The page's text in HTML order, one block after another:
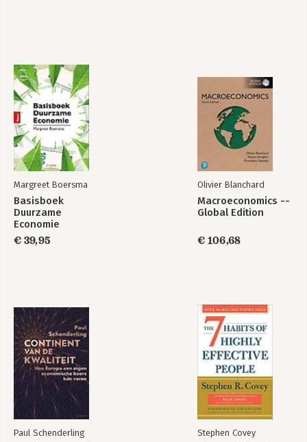
Bekijk alle boeken
Margreet Boersma
Basisboek
Duurzame
Economie
€ 39,95
Olivier Blanchard
Macroeconomics --
Global Edition
€ 106,68
Paul Schenderling Stephen Covey